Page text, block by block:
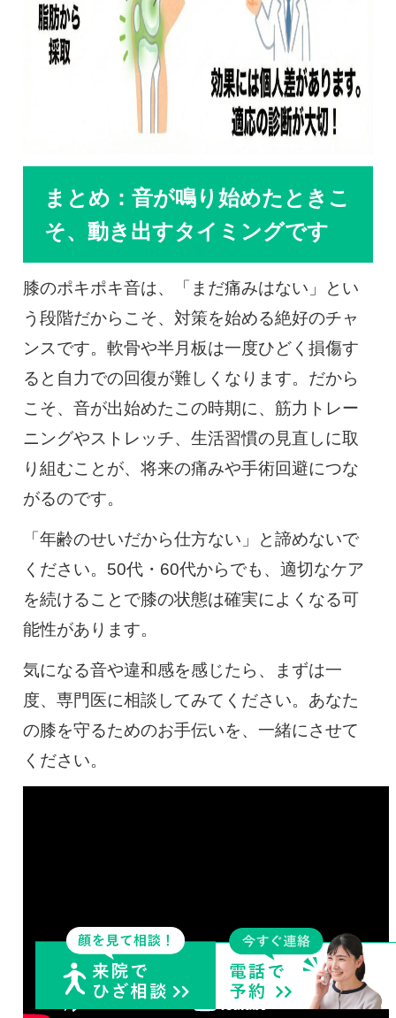
まとめ：音が鳴り始めたときこ
そ、動き出すタイミングです
膝のポキポキ音は、「まだ痛みはない」とい
う段階だからこそ、対策を始める絶好のチャ
ンスです。軟骨や半月板は一度ひどく損傷す
ると自力での回復が難しくなります。だから
こそ、音が出始めたこの時期に、筋力トレー
ニングやストレッチ、生活習慣の見直しに取
り組むことが、将来の痛みや手術回避につな
がるのです。
「年齢のせいだから仕方ない」と諦めないで
ください。50代・60代からでも、適切なケア
を続けることで膝の状態は確実によくなる可
能性があります。
気になる音や違和感を感じたら、まずは一
度、専門医に相談してみてください。あなた
の膝を守るためのお手伝いを、一緒にさせて
ください。